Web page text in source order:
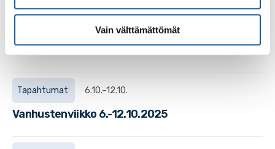
Vain välttämättömät
lämminhenkiseen iltapäivään, jossa lauletaan tuttuja
lauluja yhdessä.Ei tarvitse olla laulutaitoinen -...
Tapahtumat 6.10.–12.10.
Vanhustenviikko 6.-12.10.2025